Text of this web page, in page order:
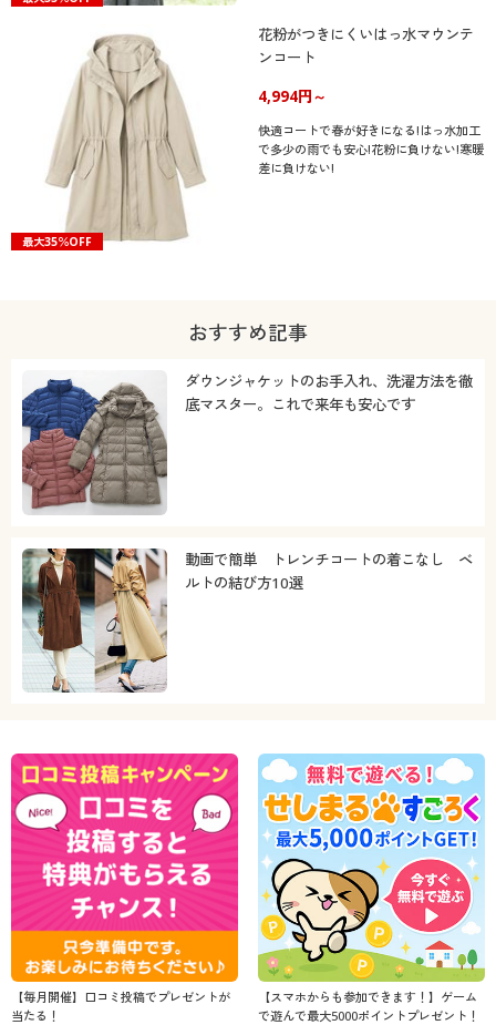
最大35％OFF
花粉がつきにくいはっ水マウンテ
ンコート
4,994円～
快適コートで春が好きになる!はっ水加工
で多少の雨でも安心!花粉に負けない!寒暖
差に負けない!
おすすめ記事
ダウンジャケットのお手入れ、洗濯方法を徹
底マスター。これで来年も安心です
動画で簡単 トレンチコートの着こなし ベ
ルトの結び方10選
【毎月開催】口コミ投稿でプレゼントが
当たる！
【スマホからも参加できます！】ゲーム
で遊んで最大5000ポイントプレゼント！